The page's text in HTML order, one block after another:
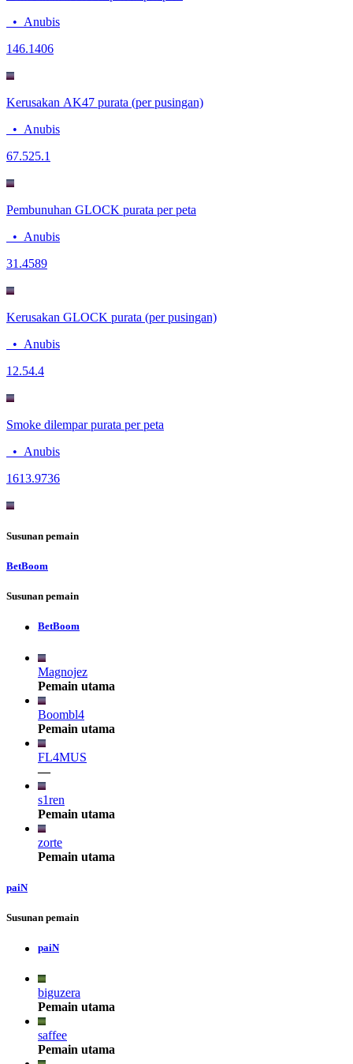
• Anubis
146.1406
Kerusakan AK47 purata (per pusingan)
• Anubis
67.525.1
Pembunuhan GLOCK purata per peta
• Anubis
31.4589
Kerusakan GLOCK purata (per pusingan)
• Anubis
12.54.4
Smoke dilempar purata per peta
• Anubis
1613.9736
Susunan pemain
BetBoom
Susunan pemain
BetBoom
Magnojez
Pemain utama
Boombl4
Pemain utama
FL4MUS
—
s1ren
Pemain utama
zorte
Pemain utama
paiN
Susunan pemain
paiN
biguzera
Pemain utama
saffee
Pemain utama